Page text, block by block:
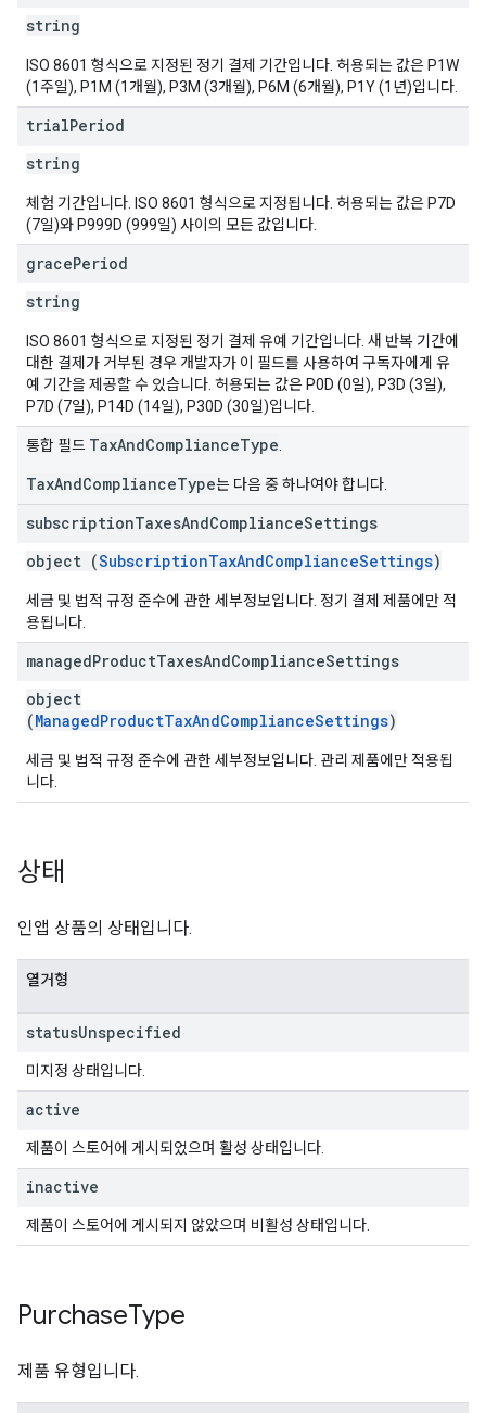
string
ISO 8601 형식으로 지정된 정기 결제 기간입니다. 허용되는 값은 P1W
(1주일), P1M (1개월), P3M (3개월), P6M (6개월), P1Y (1년)입니다.
trialPeriod
string
체험 기간입니다. ISO 8601 형식으로 지정됩니다. 허용되는 값은 P7D
(7일)와 P999D (999일) 사이의 모든 값입니다.
gracePeriod
string
ISO 8601 형식으로 지정된 정기 결제 유예 기간입니다. 새 반복 기간에
대한 결제가 거부된 경우 개발자가 이 필드를 사용하여 구독자에게 유
예 기간을 제공할 수 있습니다. 허용되는 값은 P0D (0일), P3D (3일),
P7D (7일), P14D (14일), P30D (30일)입니다.
통합 필드 TaxAndComplianceType
TaxAndComplianceType는 다음 중 하나여야 합니다.
subscriptionTaxesAndComplianceSettings
object (SubscriptionTaxAndComplianceSettings)
세금 및 법적 규정 준수에 관한 세부정보입니다. 정기 결제 제품에만 적
용됩니다.
managedProductTaxesAndComplianceSettings
object
(ManagedProductTaxAndComplianceSettings)
세금 및 법적 규정 준수에 관한 세부정보입니다. 관리 제품에만 적용됩
니다.
상태
인앱 상품의 상태입니다.
열거형
statusUnspecified
미지정 상태입니다.
active
제품이 스토어에 게시되었으며 활성 상태입니다.
inactive
제품이 스토어에 게시되지 않았으며 비활성 상태입니다.
PurchaseType
제품 유형입니다.